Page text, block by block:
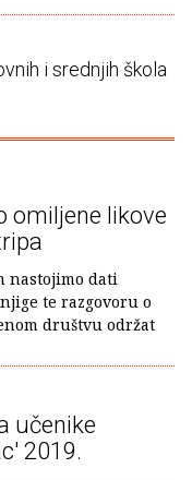
i srednjih škola
omiljene likove
nastojimo dati
te razgovoru o
društvu održat
učenike
2019.